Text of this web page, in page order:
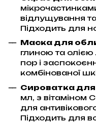
відлущування
Підходить для
Маска для
глиною та
пор і
комбінованої
Сироватка
мл, з вітаміном
для
Підходить для